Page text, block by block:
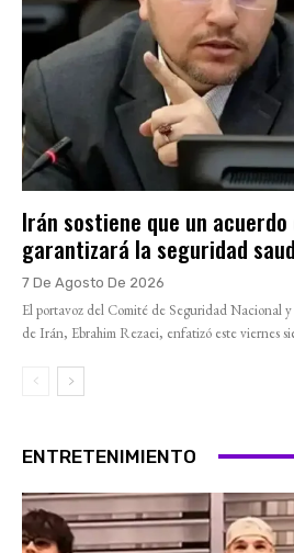
Irán sostiene que un acuerdo
garantizará la seguridad
7 De Agosto De 2026
El portavoz del Comité de Seguridad Nacional
de Irán, Ebrahim Rezaei, enfatizó este viernes
ENTRETENIMIENTO